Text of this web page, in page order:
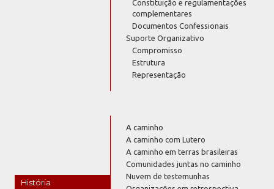
Constituição e regulamentações
complementares
Documentos Confessionais
Suporte Organizativo
Compromisso
Estrutura
Representação
História
A caminho
A caminho com Lutero
A caminho em terras brasileiras
Comunidades juntas no caminho
Nuvem de testemunhas